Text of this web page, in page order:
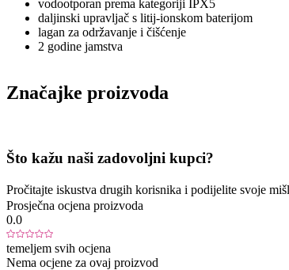
vodootporan prema kategoriji IPX5
daljinski upravljač s litij-ionskom baterijom
lagan za održavanje i čišćenje
2 godine jamstva
Značajke proizvoda
Što kažu naši zadovoljni kupci?
Pročitajte iskustva drugih korisnika i podijelite svoje
Prosječna ocjena proizvoda
0.0
temeljem svih ocjena
Nema ocjene za ovaj proizvod